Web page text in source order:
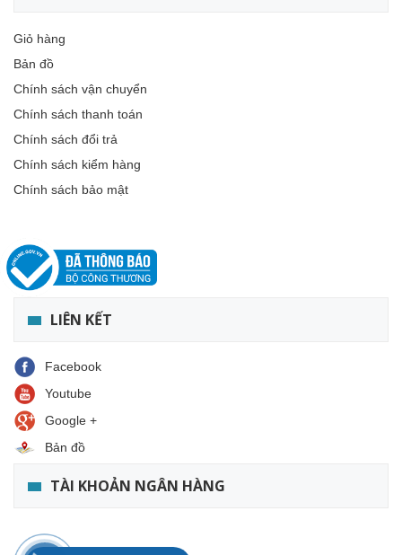
Giỏ hàng
Bản đồ
Chính sách vận chuyển
Chính sách thanh toán
Chính sách đổi trả
Chính sách kiểm hàng
Chính sách bảo mật
LIÊN KẾT
Facebook
Youtube
Google +
Bản đồ
TÀI KHOẢN NGÂN HÀNG